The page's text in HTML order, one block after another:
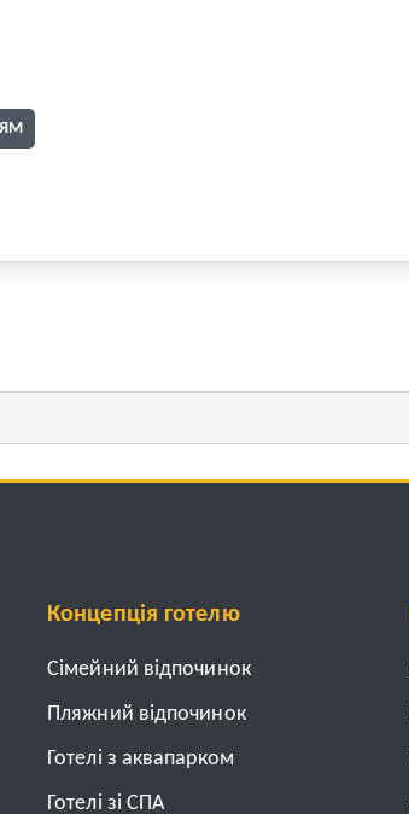
Концепція готелю
Cімейний відпочинок
Пляжний відпочинок
Готелі з аквапарком
Готелі зі СПА